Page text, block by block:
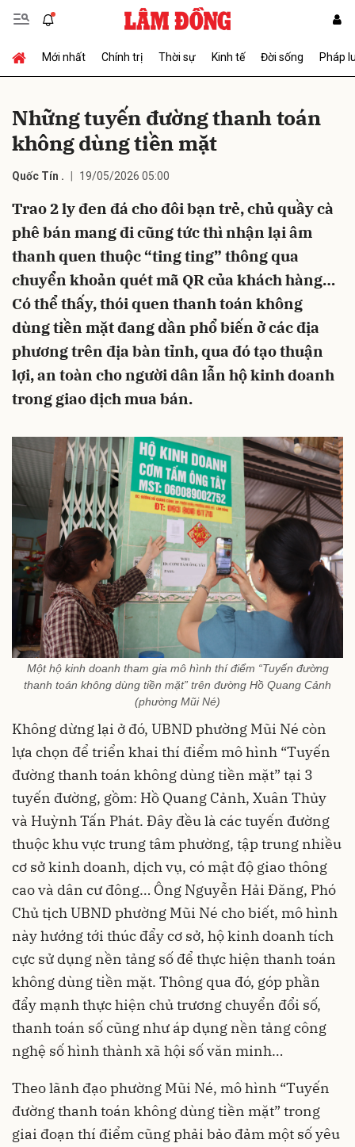
Mới nhất Chính trị Thời sự Kinh tế Đời sống Pháp
Những tuyến đường thanh toán
không dùng tiền mặt
Quốc Tín . 19/05/2026 05:00
Trao 2 ly đen đá cho đôi bạn trẻ, chủ quầy cà
phê bán mang đi cũng tức thì nhận lại âm
thanh quen thuộc “ting ting” thông qua
chuyển khoản quét mã QR của khách hàng…
Có thể thấy, thói quen thanh toán không
dùng tiền mặt đang dần phổ biến ở các địa
phương trên địa bàn tỉnh, qua đó tạo thuận
lợi, an toàn cho người dân lẫn hộ kinh doanh
trong giao dịch mua bán.
Một hộ kinh doanh tham gia mô hình thí điểm “Tuyến đường
thanh toán không dùng tiền mặt” trên đường Hồ Quang Cảnh
(phường Mũi Né)
Không dừng lại ở đó, UBND phường Mũi Né còn
lựa chọn để triển khai thí điểm mô hình “Tuyến
đường thanh toán không dùng tiền mặt” tại 3
tuyến đường, gồm: Hồ Quang Cảnh, Xuân Thủy
và Huỳnh Tấn Phát. Đây đều là các tuyến đường
thuộc khu vực trung tâm phường, tập trung nhiều
cơ sở kinh doanh, dịch vụ, có mật độ giao thông
cao và dân cư đông… Ông Nguyễn Hải Đăng, Phó
Chủ tịch UBND phường Mũi Né cho biết, mô hình
này hướng tới thúc đẩy cơ sở, hộ kinh doanh tích
cực sử dụng nền tảng số để thực hiện thanh toán
không dùng tiền mặt. Thông qua đó, góp phần
đẩy mạnh thực hiện chủ trương chuyển đổi số,
thanh toán số cũng như áp dụng nền tảng công
nghệ số hình thành xã hội số văn minh…
Theo lãnh đạo phường Mũi Né, mô hình “Tuyến
đường thanh toán không dùng tiền mặt” trong
giai đoạn thí điểm cũng phải bảo đảm một số yêu
Gửi bình luận
Hủy Gửi